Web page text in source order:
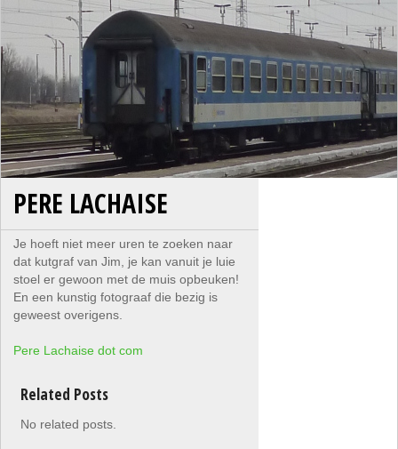
PERE LACHAISE
Je hoeft niet meer uren te zoeken naar
dat kutgraf van Jim, je kan vanuit je luie
stoel er gewoon met de muis opbeuken!
En een kunstig fotograaf die bezig is
geweest overigens.
Pere Lachaise dot com
Related Posts
No related posts.